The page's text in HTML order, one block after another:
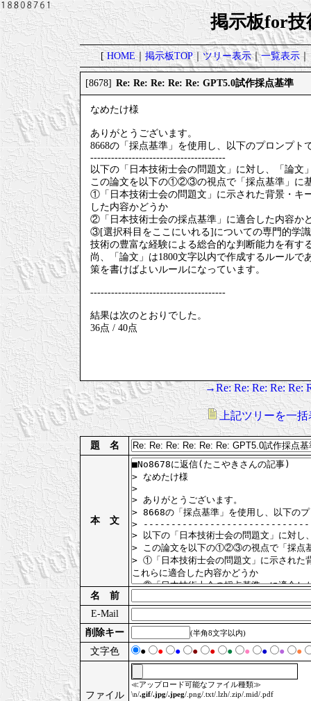
掲示板for技
[HOME｜掲示板TOP｜ツリー表示｜一覧表示｜
[8678] Re: Re: Re: Re: Re: GPT5.0試作採点基準
なめたけ様
ありがとうございます。
8668の「採点基準」を使用し、以下のプロンプ
---------------------------------------
以下の「日本技術士会の問題文」に対し、「論文
この論文を以下の①②③の視点で「採点基準」に
①「日本技術士会の問題文」に示された背景・キ
した内容かどうか
②「日本技術士会の採点基準」に適合した内容か
③[選択科目をここにいれる]についての専門的学
技術の豊富な経験による総合的な判断能力を有す
尚、「論文」は1800文字以内で作成するルール
策を書けばよいルールになっています。
---------------------------------------
結果は次のとおりでした。
36点 / 40点
→Re: Re: Re: Re: Re:
上記ツリーを一括
題 名
本 文
名 前
E-Mail
削除キー
(半角8文字以内)
文字色 ● ● ● ● ● ● ● ● ● ●
ファイル
≪アップロード可能なファイル種類≫
\n/.gif/.jpg/.jpeg/.png/.txt/.lzh/.zip/.mid/.pdf